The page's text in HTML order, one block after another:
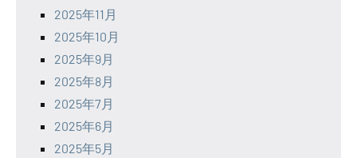
2025年11月
2025年10月
2025年9月
2025年8月
2025年7月
2025年6月
2025年5月